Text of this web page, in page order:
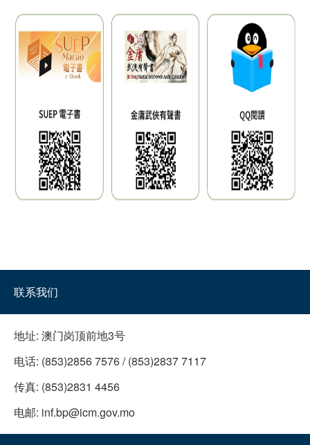
联系我们
地址: 澳门岗顶前地3号
电话: (853)2856 7576 / (853)2837 7117
传真: (853)2831 4456
电邮: inf.bp@icm.gov.mo